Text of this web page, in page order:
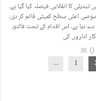
کا انقلابی فیصلہ کیا گیا ہے۔
اعلی سطح کمیٹی قائم کر دی،
دیا ہے۔ اس اقدام کے تحت فالتو،
... 1